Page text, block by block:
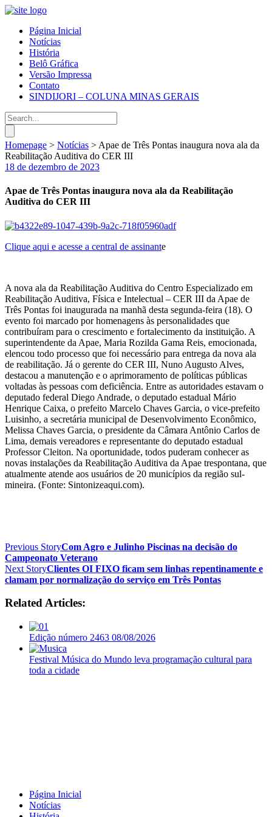
Página Inicial
Notícias
História
Belô Gráfica
Versão Impressa
Contato
SINDIJORI – COLUNA MINAS GERAIS
Homepage > Notícias > Apae de Três Pontas inaugura nova ala da
Reabilitação Auditiva do CER III
18 de dezembro de 2023
Apae de Três Pontas inaugura nova ala da Reabilitação
Auditiva do CER III
Clique aqui e acesse a central de assinante
A nova ala da Reabilitação Auditiva do Centro Especializado em
Reabilitação Auditiva, Física e Intelectual – CER III da Apae de
Três Pontas foi inaugurada na manhã desta segunda-feira (18). O
evento foi marcado por homenagens às personalidades que
contribuíram para o crescimento e fortalecimento da instituição. A
superintendente da Apae, Maria Rozilda Gama Reis, emocionada,
elencou todo processo que foi necessário para entrega da nova ala
de reabilitação. Já o gerente do CER III, Nuno Augusto Alves,
destacou a manutenção e o aprimoramento de políticas públicas
voltadas às pessoas com deficiência. Entre as autoridades estavam o
deputado federal Diego Andrade, o deputado estadual Mário
Henrique Caixa, o prefeito Marcelo Chaves Garcia, o vice-prefeito
Luisinho, a secretária municipal de Desenvolvimento Econômico,
Melissa Chaves Garcia, o presidente da Câmara Antônio Carlos de
Lima, demais vereadores e representante do deputado estadual
Professor Cleiton. Na oportunidade, todos puderam conhecer as
novas instalações da Reabilitação Auditiva da Apae trespontana, que
atualmente atende aos usuários de 20 municípios da região sul-
mineira. (Fonte: Sintonizeaqui.com).
Previous StoryCom Agro e Julinho Piscinas na decisão do
Campeonato Veterano
Next StoryClientes OI FIXO ficam sem linhas repentinamente e
clamam por normalização do serviço em Três Pontas
Related Articles:
Edição número 2463 08/08/2026
Festival Música do Mundo leva programação cultural para
toda a cidade
Página Inicial
Notícias